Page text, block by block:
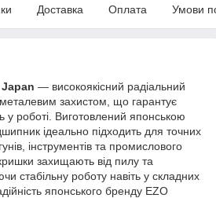
Доставка Оплата Умови
Japan — високоякісний радіальний
захистом, що гарантує
у роботі. Виготовлений японською
ідеально підходить для точних
інструментів та промислового
захищають від пилу та
стабільну роботу навіть у складних
японського бренду EZO